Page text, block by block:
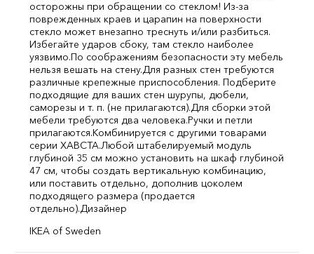
осторожны при обращении со стеклом! Из-за
поврежденных краев и царапин на поверхности
стекло может внезапно треснуть и/или разбиться.
Избегайте ударов сбоку, там стекло наиболее
уязвимо.По соображениям безопасности эту мебель
нельзя вешать на стену.Для разных стен требуются
различные крепежные приспособления. Подберите
подходящие для ваших стен шурупы, дюбели,
саморезы и т. п. (не прилагаются).Для сборки этой
мебели требуются два человека.Ручки и петли
прилагаются.Комбинируется с другими товарами
серии ХАВСТА.Любой штабелируемый модуль
глубиной 35 см можно установить на шкаф глубиной
47 см, чтобы создать вертикальную комбинацию,
или поставить отдельно, дополнив цоколем
подходящего размера (продается
отдельно).Дизайнер
IKEA of Sweden